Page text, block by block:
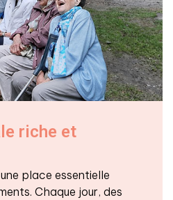
riche et
place essentielle
Chaque jour, des